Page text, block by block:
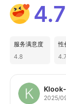
4.7
服务满意度
4.8
性
4.7
2025/